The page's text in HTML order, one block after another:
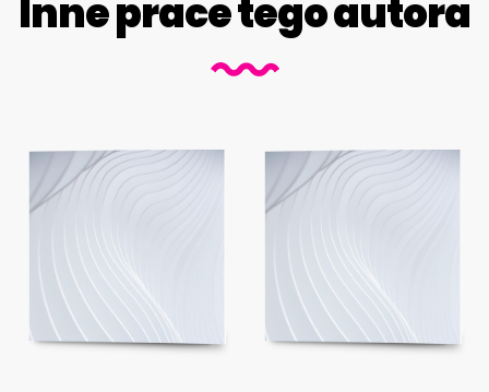
Inne prace tego autora